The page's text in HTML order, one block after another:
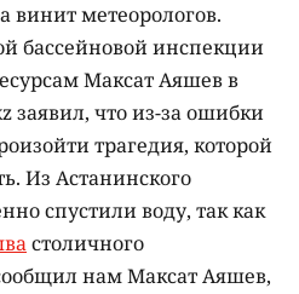
винит метеорологов.
бассейновой инспекции
Максат Аяшев в
что из-за ошибки
трагедия, которой
Из Астанинского
спустили воду, так как
столичного
нам Максат Аяшев,